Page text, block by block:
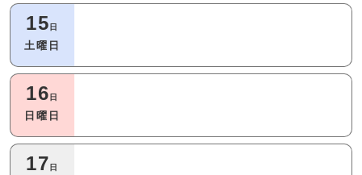
15 日
土曜日
16 日
日曜日
17 日